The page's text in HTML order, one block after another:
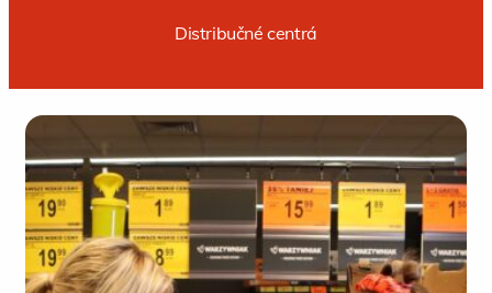
Distribučné centrá